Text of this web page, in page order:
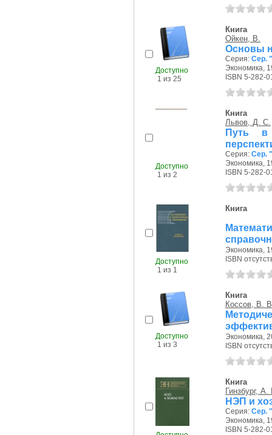
Доступно
1 из 25
Книга
Ойкен, В.
Основы
Серия: Сер.
Экономика,
ISBN 5-282-
Доступно
1 из 2
Книга
Львов, Д. С.
Путь в
Серия: Сер.
Экономика,
ISBN 5-282-
Доступно
1 из 1
Книга
Экономика,
ISBN
Доступно
1 из 3
Книга
Коссов, В.
Экономика,
ISBN
Книга
Гинзбург,
НЭП и
Серия: Сер.
Экономика,
ISBN 5-282-